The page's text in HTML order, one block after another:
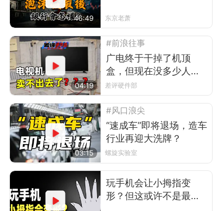
46:49 东京老萧
04:19
#前浪往事
广电终于干掉了机顶
盒，但现在没多少人看
电视了
差评硬件部
03:15
#风口浪尖
“速成车”即将退场，造车
行业再迎大洗牌？
螺旋实验室
玩手机会让小拇指变
形？但这或许不是最可